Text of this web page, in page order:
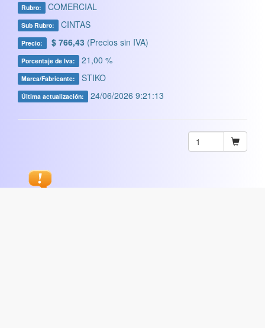
Rubro: COMERCIAL
Sub Rubro: CINTAS
Precio: $ 766,43 (Precios sin IVA)
Porcentaje de Iva: 21,00 %
Marca/Fabricante: STIKO
Última actualización: 24/06/2026 9:21:13